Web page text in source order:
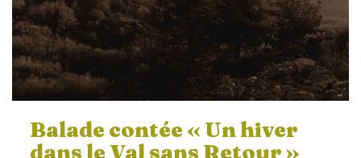
Balade contée « Un hiver
dans le Val sans Retour »